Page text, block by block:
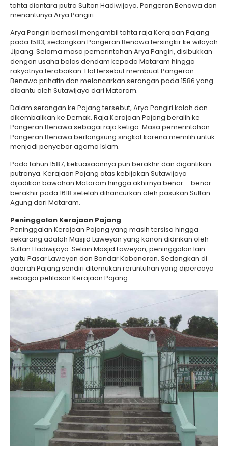
tahta diantara putra Sultan Hadiwijaya, Pangeran Benawa dan
menantunya Arya Pangiri.
Arya Pangiri berhasil mengambil tahta raja Kerajaan Pajang
pada 1583, sedangkan Pangeran Benawa tersingkir ke wilayah
Jipang. Selama masa pemerintahan Arya Pangiri, disibukkan
dengan usaha balas dendam kepada Mataram hingga
rakyatnya terabaikan. Hal tersebut membuat Pangeran
Benawa prihatin dan melancarkan serangan pada 1586 yang
dibantu oleh Sutawijaya dari Mataram.
Dalam serangan ke Pajang tersebut, Arya Pangiri kalah dan
dikembalikan ke Demak. Raja Kerajaan Pajang beralih ke
Pangeran Benawa sebagai raja ketiga. Masa pemerintahan
Pangeran Benawa berlangsung singkat karena memilih untuk
menjadi penyebar agama Islam.
Pada tahun 1587, kekuasaannya pun berakhir dan digantikan
putranya. Kerajaan Pajang atas kebijakan Sutawijaya
dijadikan bawahan Mataram hingga akhirnya benar – benar
berakhir pada 1618 setelah dihancurkan oleh pasukan Sultan
Agung dari Mataram.
Peninggalan Kerajaan Pajang
Peninggalan Kerajaan Pajang yang masih tersisa hingga
sekarang adalah Masjid Laweyan yang konon didirikan oleh
Sultan Hadiwijaya. Selain Masjid Laweyan, peninggalan lain
yaitu Pasar Laweyan dan Bandar Kabanaran. Sedangkan di
daerah Pajang sendiri ditemukan reruntuhan yang dipercaya
sebagai petilasan Kerajaan Pajang.